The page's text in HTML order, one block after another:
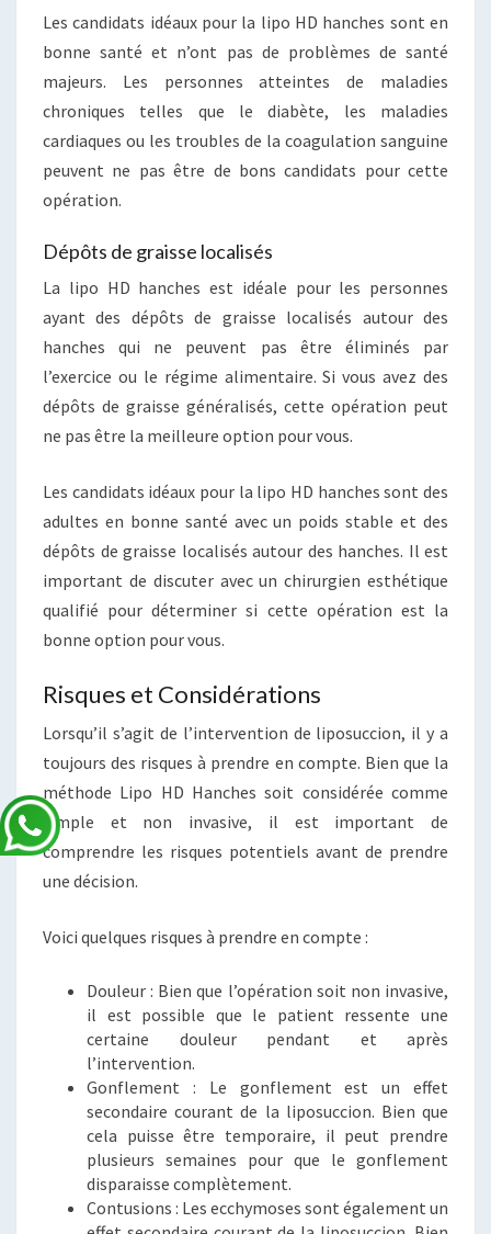
Les candidats idéaux pour la lipo HD hanches sont en
bonne santé et n’ont pas de problèmes de santé
majeurs. Les personnes atteintes de maladies
chroniques telles que le diabète, les maladies
cardiaques ou les troubles de la coagulation sanguine
peuvent ne pas être de bons candidats pour cette
opération.
Dépôts de graisse localisés
La lipo HD hanches est idéale pour les personnes
ayant des dépôts de graisse localisés autour des
hanches qui ne peuvent pas être éliminés par
l’exercice ou le régime alimentaire. Si vous avez des
dépôts de graisse généralisés, cette opération peut
ne pas être la meilleure option pour vous.
Les candidats idéaux pour la lipo HD hanches sont des
adultes en bonne santé avec un poids stable et des
dépôts de graisse localisés autour des hanches. Il est
important de discuter avec un chirurgien esthétique
qualifié pour déterminer si cette opération est la
bonne option pour vous.
Risques et Considérations
Lorsqu’il s’agit de l’intervention de liposuccion, il y a
toujours des risques à prendre en compte. Bien que la
méthode Lipo HD Hanches soit considérée comme
simple et non invasive, il est important de
comprendre les risques potentiels avant de prendre
une décision.
Voici quelques risques à prendre en compte :
Douleur : Bien que l’opération soit non invasive,
il est possible que le patient ressente une
certaine douleur pendant et après
l’intervention.
Gonflement : Le gonflement est un effet
secondaire courant de la liposuccion. Bien que
cela puisse être temporaire, il peut prendre
plusieurs semaines pour que le gonflement
disparaisse complètement.
Contusions : Les ecchymoses sont également un